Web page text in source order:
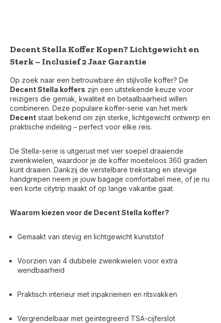
Voor 17:00 besteld, is vandaag verzonden (ma-vr)
Decent Stella Koffer Kopen? Lichtgewicht en
Sterk – Inclusief 2 Jaar Garantie
Op zoek naar een betrouwbare én stijlvolle koffer? De
Decent Stella koffers zijn een uitstekende keuze voor
reizigers die gemak, kwaliteit en betaalbaarheid willen
combineren. Deze populaire koffer-serie van het merk
Decent staat bekend om zijn sterke, lichtgewicht ontwerp en
praktische indeling – perfect voor elke reis.
De Stella-serie is uitgerust met vier soepel draaiende
zwenkwielen, waardoor je de koffer moeiteloos 360 graden
kunt draaien. Dankzij de verstelbare trekstang en stevige
handgrepen neem je jouw bagage comfortabel mee, of je nu
een korte citytrip maakt of op lange vakantie gaat.
Waarom kiezen voor de Decent Stella koffer?
Gemaakt van stevig en lichtgewicht kunststof
Voorzien van 4 dubbele zwenkwielen voor extra
wendbaarheid
Praktisch interieur met inpakriemen en ritsvakken
Vergrendelbaar met geïntegreerd TSA-cijferslot